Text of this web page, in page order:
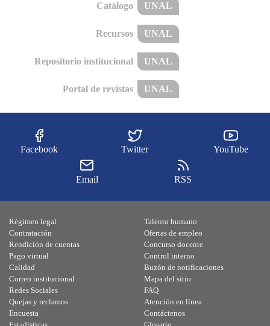
Catálogo UNAL
Recursos UNAL
Repositorio institucional UNAL
Portal de revistas UNAL
Facebook Twitter YouTube
Email RSS
Régimen legal
Contratación
Rendición de cuentas
Pago virtual
Calidad
Talento humano
Ofertas de empleo
Concurso docente
Control interno
Buzón de notificaciones
Correo institucional
Redes Sociales
Quejas y reclamos
Encuesta
Mapa del sitio
FAQ
Atención en línea
Contáctenos